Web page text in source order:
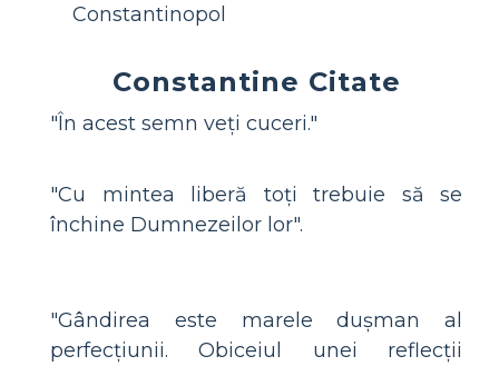
Constantinopol
Constantine Citate
"În acest semn veți cuceri."
"Cu mintea liberă toți trebuie să se
închine Dumnezeilor lor".
"Gândirea este marele dușman al
perfecțiunii. Obiceiul unei reflecții